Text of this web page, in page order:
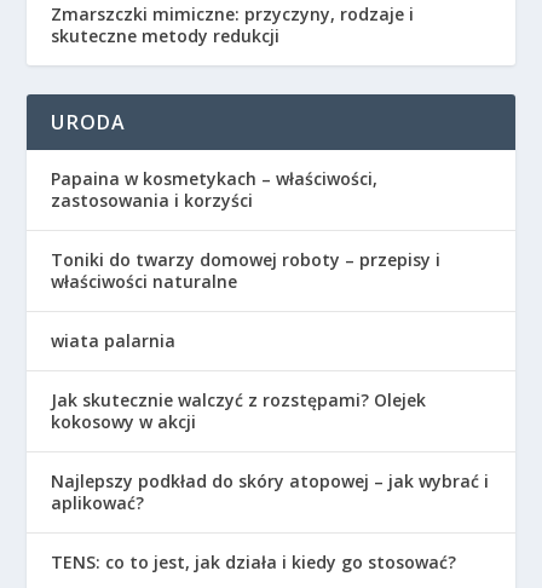
Zmarszczki mimiczne: przyczyny, rodzaje i
skuteczne metody redukcji
URODA
Papaina w kosmetykach – właściwości,
zastosowania i korzyści
Toniki do twarzy domowej roboty – przepisy i
właściwości naturalne
wiata palarnia
Jak skutecznie walczyć z rozstępami? Olejek
kokosowy w akcji
Najlepszy podkład do skóry atopowej – jak wybrać i
aplikować?
TENS: co to jest, jak działa i kiedy go stosować?